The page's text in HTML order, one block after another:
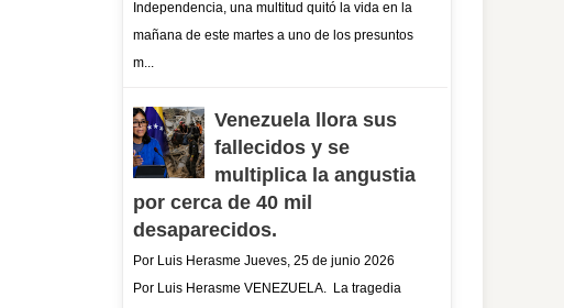
Independencia, una multitud quitó la vida en la
mañana de este martes a uno de los presuntos
m...
Venezuela llora sus
fallecidos y se
multiplica la angustia
por cerca de 40 mil
desaparecidos.
Por Luis Herasme Jueves, 25 de junio 2026
Por Luis Herasme VENEZUELA. La tragedia